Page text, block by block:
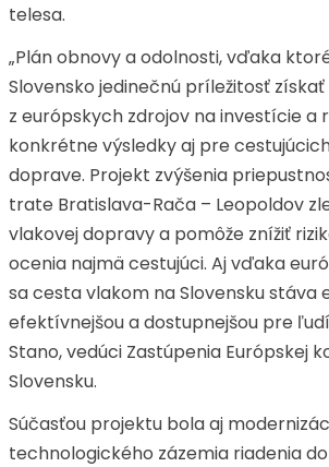
telesa.
„Plán obnovy a odolnosti, vďaka
Slovensko jedinečnú príležitosť
z európskych zdrojov na investície a
konkrétne výsledky aj pre
doprave. Projekt zvýšenia
trate Bratislava-Rača – Leopoldov
vlakovej dopravy a pomôže znížiť
ocenia najmä cestujúci. Aj vďaka
sa cesta vlakom na Slovensku stáva
efektívnejšou a dostupnejšou pre
Stano, vedúci Zastúpenia Európskej
Slovensku.
Súčasťou projektu bola aj
technologického zázemia riadenia